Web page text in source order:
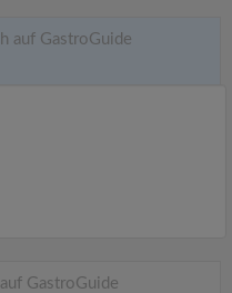
auf GastroGuide
auf GastroGuide